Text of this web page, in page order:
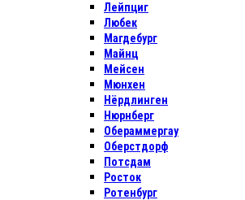
Лейпциг
Любек
Магдебург
Майнц
Мейсен
Мюнхен
Нёрдлинген
Нюрнберг
Обераммергау
Оберстдорф
Потсдам
Росток
Ротенбург